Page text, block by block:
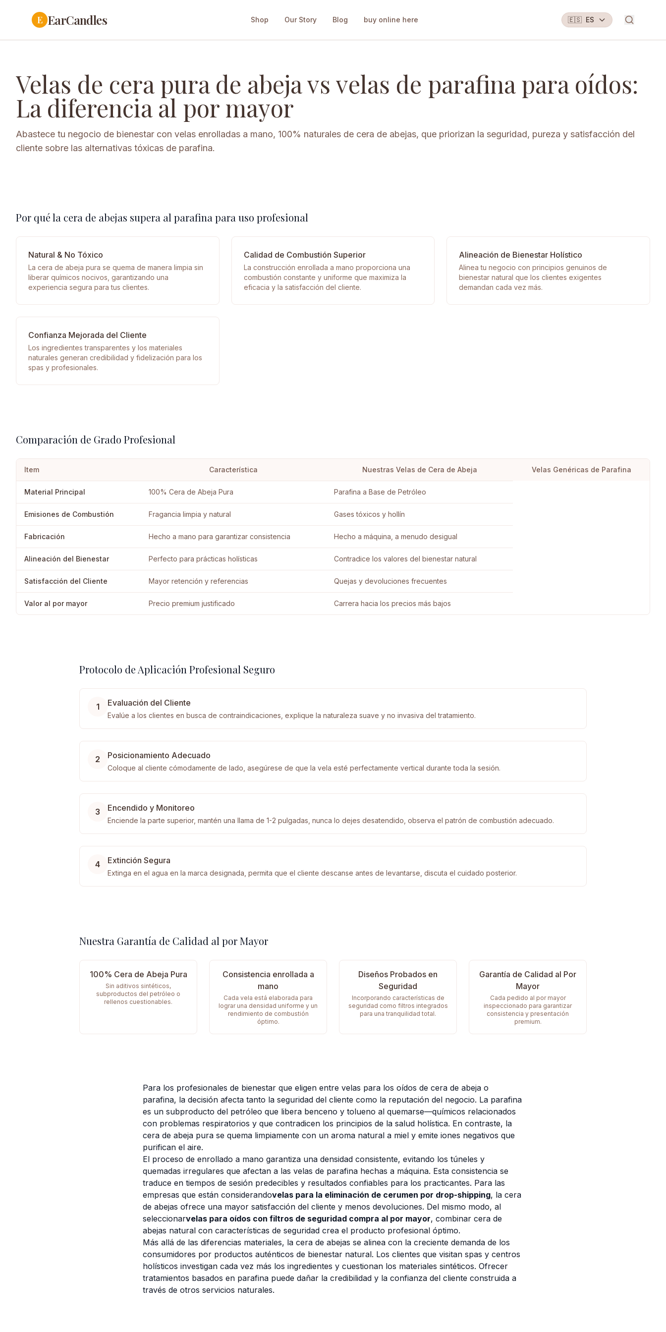
E EarCandles Shop Our Story Blog buy online here 🇪🇸 ES
Velas de cera pura de abeja vs velas de parafina para oídos:
La diferencia al por mayor
Abastece tu negocio de bienestar con velas enrolladas a mano, 100% naturales de cera de abejas, que priorizan la seguridad, pureza y satisfacción del
cliente sobre las alternativas tóxicas de parafina.
Por qué la cera de abejas supera al parafina para uso profesional
Natural & No Tóxico
La cera de abeja pura se quema de manera limpia sin
liberar químicos nocivos, garantizando una
experiencia segura para tus clientes.
Calidad de Combustión Superior
La construcción enrollada a mano proporciona una
combustión constante y uniforme que maximiza la
eficacia y la satisfacción del cliente.
Alineación de Bienestar Holístico
Alinea tu negocio con principios genuinos de
bienestar natural que los clientes exigentes
demandan cada vez más.
Confianza Mejorada del Cliente
Los ingredientes transparentes y los materiales
naturales generan credibilidad y fidelización para los
spas y profesionales.
Comparación de Grado Profesional
Item Característica Nuestras Velas de Cera de Abeja Velas Genéricas de Parafina
Material Principal 100% Cera de Abeja Pura Parafina a Base de Petróleo
Emisiones de Combustión Fragancia limpia y natural Gases tóxicos y hollín
Fabricación Hecho a mano para garantizar consistencia Hecho a máquina, a menudo desigual
Alineación del Bienestar Perfecto para prácticas holísticas Contradice los valores del bienestar natural
Satisfacción del Cliente Mayor retención y referencias Quejas y devoluciones frecuentes
Valor al por mayor Precio premium justificado Carrera hacia los precios más bajos
Protocolo de Aplicación Profesional Seguro
1 Evaluación del Cliente
Evalúe a los clientes en busca de contraindicaciones, explique la naturaleza suave y no invasiva del tratamiento.
2 Posicionamiento Adecuado
Coloque al cliente cómodamente de lado, asegúrese de que la vela esté perfectamente vertical durante toda la sesión.
3 Encendido y Monitoreo
Enciende la parte superior, mantén una llama de 1-2 pulgadas, nunca lo dejes desatendido, observa el patrón de combustión adecuado.
4 Extinción Segura
Extinga en el agua en la marca designada, permita que el cliente descanse antes de levantarse, discuta el cuidado posterior.
Nuestra Garantía de Calidad al por Mayor
100% Cera de Abeja Pura
Sin aditivos sintéticos,
subproductos del petróleo o
rellenos cuestionables.
Consistencia enrollada a
mano
Cada vela está elaborada para
lograr una densidad uniforme y un
rendimiento de combustión
óptimo.
Diseños Probados en
Seguridad
Incorporando características de
seguridad como filtros integrados
para una tranquilidad total.
Garantía de Calidad al Por
Mayor
Cada pedido al por mayor
inspeccionado para garantizar
consistencia y presentación
premium.
Para los profesionales de bienestar que eligen entre velas para los oídos de cera de abeja o
parafina, la decisión afecta tanto la seguridad del cliente como la reputación del negocio. La parafina
es un subproducto del petróleo que libera benceno y tolueno al quemarse—químicos relacionados
con problemas respiratorios y que contradicen los principios de la salud holística. En contraste, la
cera de abeja pura se quema limpiamente con un aroma natural a miel y emite iones negativos que
purifican el aire.
El proceso de enrollado a mano garantiza una densidad consistente, evitando los túneles y
quemadas irregulares que afectan a las velas de parafina hechas a máquina. Esta consistencia se
traduce en tiempos de sesión predecibles y resultados confiables para los practicantes. Para las
empresas que están considerandovelas para la eliminación de cerumen por drop-shipping, la cera
de abejas ofrece una mayor satisfacción del cliente y menos devoluciones. Del mismo modo, al
seleccionarvelas para oídos con filtros de seguridad compra al por mayor, combinar cera de
abejas natural con características de seguridad crea el producto profesional óptimo.
Más allá de las diferencias materiales, la cera de abejas se alinea con la creciente demanda de los
consumidores por productos auténticos de bienestar natural. Los clientes que visitan spas y centros
holísticos investigan cada vez más los ingredientes y cuestionan los materiales sintéticos. Ofrecer
tratamientos basados en parafina puede dañar la credibilidad y la confianza del cliente construida a
través de otros servicios naturales.